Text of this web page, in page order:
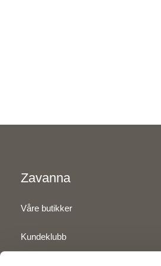
Zavanna
Våre butikker
Kundeklubb